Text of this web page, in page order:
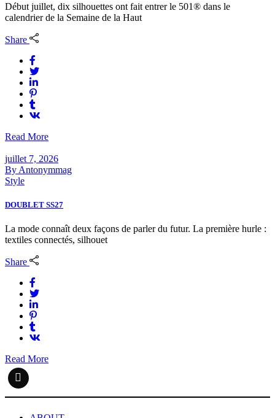
Début juillet, dix silhouettes ont fait entrer le 501® dans le
calendrier de la Semaine de la Haut
Share
Read More
juillet 7, 2026
By Antonymmag
Style
DOUBLET SS27
La mode connaît deux façons de parler du futur. La première hurle :
textiles connectés, silhouet
Share
Read More